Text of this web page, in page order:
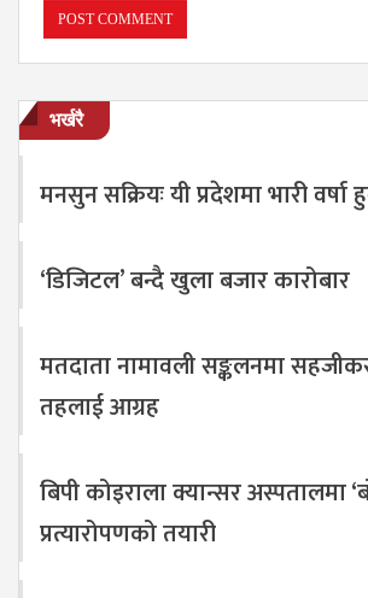
भर्खरै
मनसुन सक्रियः यी प्रदेशमा भारी वर्षा
‘डिजिटल’ बन्दै खुला बजार कारोबार
मतदाता नामावली सङ्कलनमा
तहलाई आग्रह
बिपी कोइराला क्यान्सर अस्पतालमा
प्रत्यारोपणको तयारी